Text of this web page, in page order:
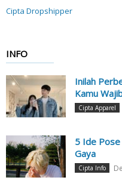
Cipta Dropshipper
INFO
Inilah
Kamu
Cipta Apparel
5 Ide
Gaya
Cipta Info